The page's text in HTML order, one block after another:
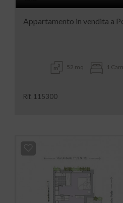
Appartamento in vendita a
52 mq 1
Rif. 115300